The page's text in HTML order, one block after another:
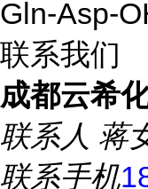
Gln-Asp-
联系我们
成都云希
联系人 蒋
联系手机